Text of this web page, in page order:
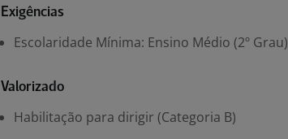
Exigências
Escolaridade Mínima: Ensino Médio (2º Grau)
Valorizado
Habilitação para dirigir (Categoria B)